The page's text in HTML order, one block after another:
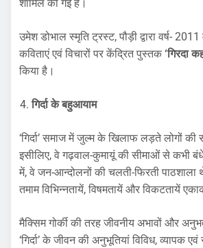
शामिल की गई हैं।
उमेश डोभाल स्मृति ट्रस्ट, पौड़ी द्वारा वर्ष-
कविताएं एवं विचारों पर केंद्रित पुस्तक ‘गिरदा
किया है।
गिर्दा के बहुआयाम
‘गिर्दा’ समाज में जुल्म के खिलाफ लड़ते लोगों
इसीलिए, वे गढ़वाल-कुमायूं की सीमाओं से कभी
में, वे जन-आन्दोलनों की चलती-फिरती
तमाम विभिन्नतायें, विषमतायें और विकटतायें
मैक्सिम गोर्की की तरह जीवनीय अभावों और
‘गिर्दा’ के जीवन की अनुभूतियां विविध, व्यापक